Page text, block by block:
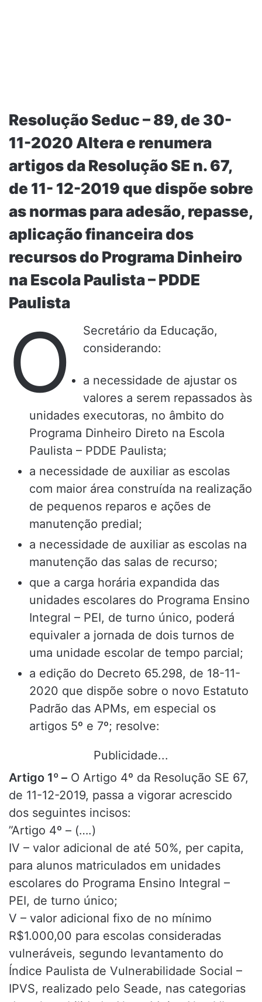
Resolução Seduc – 89, de 30-
11-2020 Altera e renumera
artigos da Resolução SE n. 67,
de 11- 12-2019 que dispõe sobre
as normas para adesão, repasse,
aplicação financeira dos
recursos do Programa Dinheiro
na Escola Paulista – PDDE
Paulista
O
Secretário da Educação,
considerando:
a necessidade de ajustar os
valores a serem repassados às
unidades executoras, no âmbito do
Programa Dinheiro Direto na Escola
Paulista – PDDE Paulista;
a necessidade de auxiliar as escolas
com maior área construída na realização
de pequenos reparos e ações de
manutenção predial;
a necessidade de auxiliar as escolas na
manutenção das salas de recurso;
que a carga horária expandida das
unidades escolares do Programa Ensino
Integral – PEI, de turno único, poderá
equivaler a jornada de dois turnos de
uma unidade escolar de tempo parcial;
a edição do Decreto 65.298, de 18-11-
2020 que dispõe sobre o novo Estatuto
Padrão das APMs, em especial os
artigos 5º e 7º; resolve:
Publicidade...
Artigo 1º – O Artigo 4º da Resolução SE 67,
de 11-12-2019, passa a vigorar acrescido
dos seguintes incisos:
”Artigo 4º – (….)
IV – valor adicional de até 50%, per capita,
para alunos matriculados em unidades
escolares do Programa Ensino Integral –
PEI, de turno único;
V – valor adicional fixo de no mínimo
R$1.000,00 para escolas consideradas
vulneráveis, segundo levantamento do
Índice Paulista de Vulnerabilidade Social –
IPVS, realizado pelo Seade, nas categorias